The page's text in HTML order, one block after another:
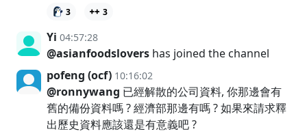
3 3
Yi 04:57:28
@asianfoodslovers has joined the channel
pofeng (ocf) 10:16:02
@ronnywang 已經解散的公司資料, 你那邊會有
舊的備份資料嗎 ? 經濟部那邊有嗎 ? 如果來請求釋
出歷史資料應該還是有意義吧 ?